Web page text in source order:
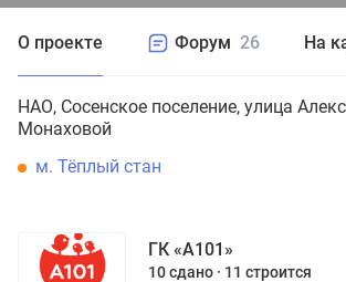
О проекте Форум 26 На
НАО Сосенское поселение улица
Монаховой
м. Тёплый стан
ГК «А101»
10 сдано 11 строится